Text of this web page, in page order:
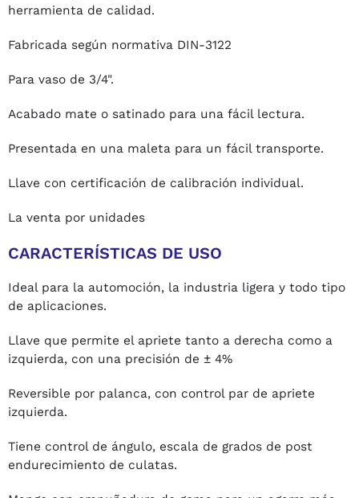
herramienta de calidad.
Fabricada según normativa DIN-3122
Para vaso de 3/4".
Acabado mate o satinado para una fácil lectura.
Presentada en una maleta para un fácil transporte.
Llave con certificación de calibración individual.
La venta por unidades
CARACTERÍSTICAS DE USO
Ideal para la automoción, la industria ligera y todo tipo
de aplicaciones.
Llave que permite el apriete tanto a derecha como a
izquierda, con una precisión de ± 4%
Reversible por palanca, con control par de apriete
izquierda.
Tiene control de ángulo, escala de grados de post
endurecimiento de culatas.